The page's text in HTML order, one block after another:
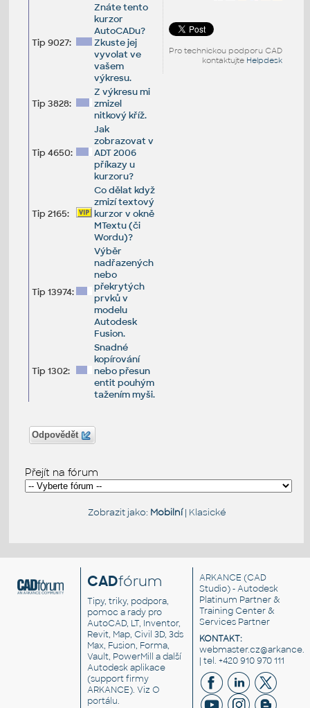
Pro technickou podporu CAD
kontaktujte Helpdesk
Tip 9027:
Znáte tento
kurzor
AutoCADu?
Zkuste jej
vyvolat ve
vašem
výkresu.
Tip 3828:
Z výkresu mi
zmizel
nitkový kříž.
Tip 4650:
Jak
zobrazovat v
ADT 2006
příkazy u
kurzoru?
Tip 2165:
Co dělat když
zmizí textový
kurzor v okně
MTextu (či
Wordu)?
Tip 13974:
Výběr
nadřazených
nebo
překrytých
prvků v
modelu
Autodesk
Fusion.
Tip 1302:
Snadné
kopírování
nebo přesun
entit pouhým
tažením myši.
Odpovědět
Přejít na fórum
Zobrazit jako: Mobilní| Klasické
CADfórum
Tipy, triky, podpora,
pomoc a rady pro
AutoCAD, LT, Inventor,
Revit, Map, Civil 3D, 3ds
Max, Fusion, Forma,
Vault, PowerMill a další
Autodesk aplikace
(support firmy
ARKANCE). VizO
portálu.
ARKANCE (CAD
Studio) - Autodesk
Platinum Partner &
Training Center &
Services Partner
KONTAKT:
| tel. +420 910 970 111